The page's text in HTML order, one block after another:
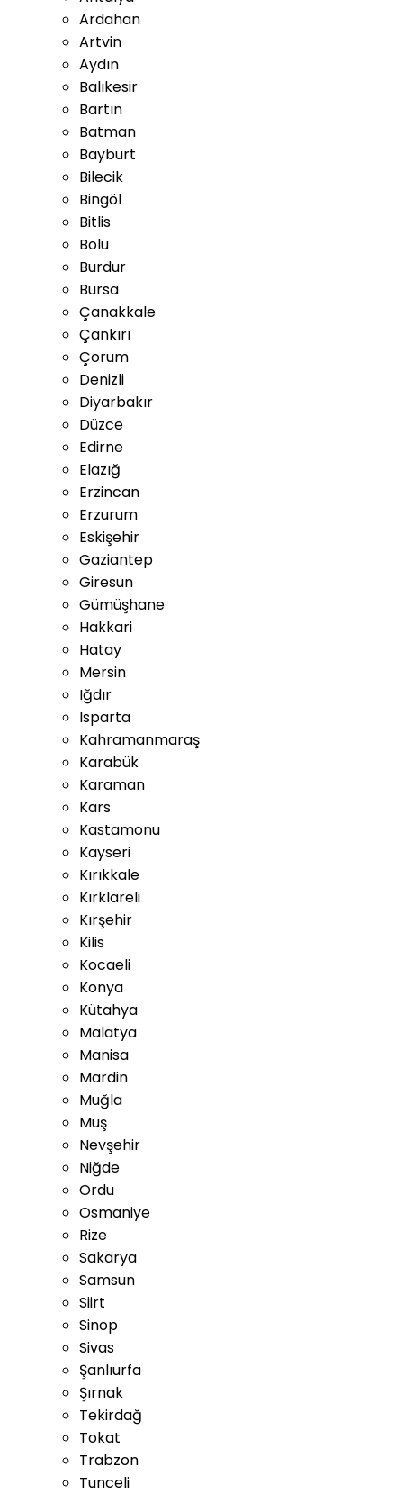
Ardahan
Artvin
Aydın
Balıkesir
Bartın
Batman
Bayburt
Bilecik
Bingöl
Bitlis
Bolu
Burdur
Bursa
Çanakkale
Çankırı
Çorum
Denizli
Diyarbakır
Düzce
Edirne
Elazığ
Erzincan
Erzurum
Eskişehir
Gaziantep
Giresun
Gümüşhane
Hakkari
Hatay
Mersin
Iğdır
Isparta
Kahramanmaraş
Karabük
Karaman
Kars
Kastamonu
Kayseri
Kırıkkale
Kırklareli
Kırşehir
Kilis
Kocaeli
Konya
Kütahya
Malatya
Manisa
Mardin
Muğla
Muş
Nevşehir
Niğde
Ordu
Osmaniye
Rize
Sakarya
Samsun
Siirt
Sinop
Sivas
Şanlıurfa
Şırnak
Tekirdağ
Tokat
Trabzon
Tunceli